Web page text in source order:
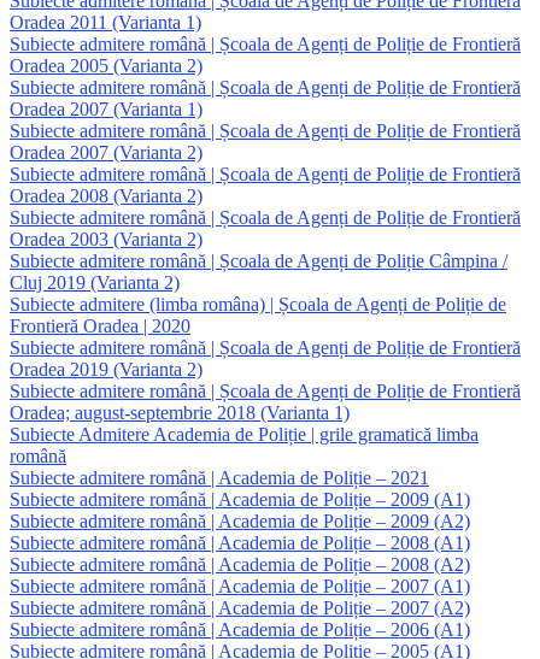
Oradea 2011 (Varianta 1)
Subiecte admitere română | Școala de Agenți de Poliție de Frontieră
Oradea 2005 (Varianta 2)
Subiecte admitere română | Școala de Agenți de Poliție de Frontieră
Oradea 2007 (Varianta 1)
Subiecte admitere română | Școala de Agenți de Poliție de Frontieră
Oradea 2007 (Varianta 2)
Subiecte admitere română | Școala de Agenți de Poliție de Frontieră
Oradea 2008 (Varianta 2)
Subiecte admitere română | Școala de Agenți de Poliție de Frontieră
Oradea 2003 (Varianta 2)
Subiecte admitere română | Școala de Agenți de Poliție Câmpina /
Cluj 2019 (Varianta 2)
Subiecte admitere (limba româna) | Școala de Agenți de Poliție de
Frontieră Oradea | 2020
Subiecte admitere română | Școala de Agenți de Poliție de Frontieră
Oradea 2019 (Varianta 2)
Subiecte admitere română | Școala de Agenți de Poliție de Frontieră
Oradea; august-septembrie 2018 (Varianta 1)
Subiecte Admitere Academia de Poliție | grile gramatică limba
română
Subiecte admitere română | Academia de Poliție – 2021
Subiecte admitere română | Academia de Poliție – 2009 (A1)
Subiecte admitere română | Academia de Poliție – 2009 (A2)
Subiecte admitere română | Academia de Poliție – 2008 (A1)
Subiecte admitere română | Academia de Poliție – 2008 (A2)
Subiecte admitere română | Academia de Poliție – 2007 (A1)
Subiecte admitere română | Academia de Poliție – 2007 (A2)
Subiecte admitere română | Academia de Poliție – 2006 (A1)
Subiecte admitere română | Academia de Poliție – 2005 (A1)